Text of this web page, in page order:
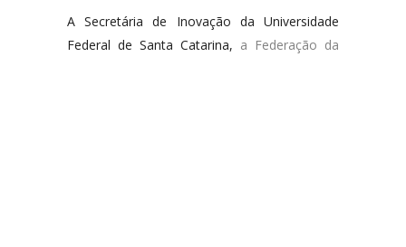
A Secretária de Inovação da Universidade
Federal de Santa Catarina, a Federação da